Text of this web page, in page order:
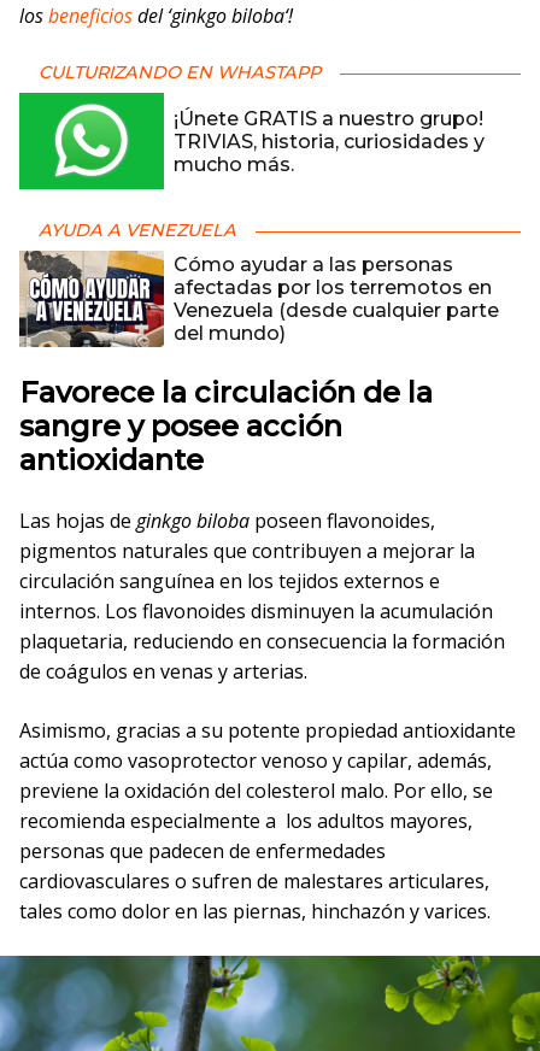
losbeneficiosdel ‘ginkgo biloba‘!
CULTURIZANDO EN WHASTAPP
¡Únete GRATIS a nuestro grupo!
TRIVIAS, historia, curiosidades y
mucho más.
AYUDA A VENEZUELA
Cómo ayudar a las personas
afectadas por los terremotos en
Venezuela (desde cualquier parte
del mundo)
Favorece la circulación de la
sangre y posee acción
antioxidante
Las hojas de ginkgo biloba poseen flavonoides,
pigmentos naturales que contribuyen a mejorar la
circulación sanguínea en los tejidos externos e
internos. Los flavonoides disminuyen la acumulación
plaquetaria, reduciendo en consecuencia la formación
de coágulos en venas y arterias.
Asimismo, gracias a su potente propiedad antioxidante
actúa como vasoprotector venoso y capilar, además,
previene la oxidación del colesterol malo. Por ello, se
recomienda especialmente a los adultos mayores,
personas que padecen de enfermedades
cardiovasculares o sufren de malestares articulares,
tales como dolor en las piernas, hinchazón y varices.